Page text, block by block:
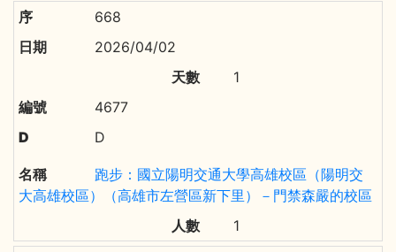
668
2026/04/02
1
4677
D
跑步：國立陽明交通大學高雄校區（陽明交
大高雄校區）（高雄市左營區新下里）－門禁森嚴的校區
1